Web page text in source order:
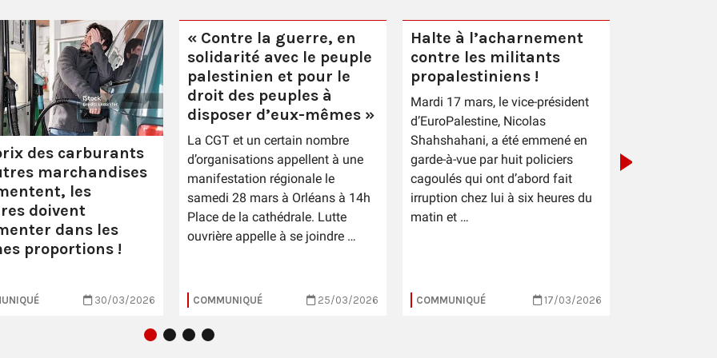
des carburants
marchandises
les
doivent
dans les
proportions !
30/03/2026
« Contre la guerre, en
solidarité avec le peuple
palestinien et pour le
droit des peuples à
disposer d’eux-mêmes »
La CGT et un certain nombre
d’organisations appellent à une
manifestation régionale le
samedi 28 mars à Orléans à 14h
Place de la cathédrale. Lutte
ouvrière appelle à se joindre …
COMMUNIQUÉ 25/03/2026
Halte à l’acharnement
contre les militants
propalestiniens !
Mardi 17 mars, le vice-président
d’EuroPalestine, Nicolas
Shahshahani, a été emmené en
garde-à-vue par huit policiers
cagoulés qui ont d’abord fait
irruption chez lui à six heures du
matin et …
COMMUNIQUÉ 17/03/2026